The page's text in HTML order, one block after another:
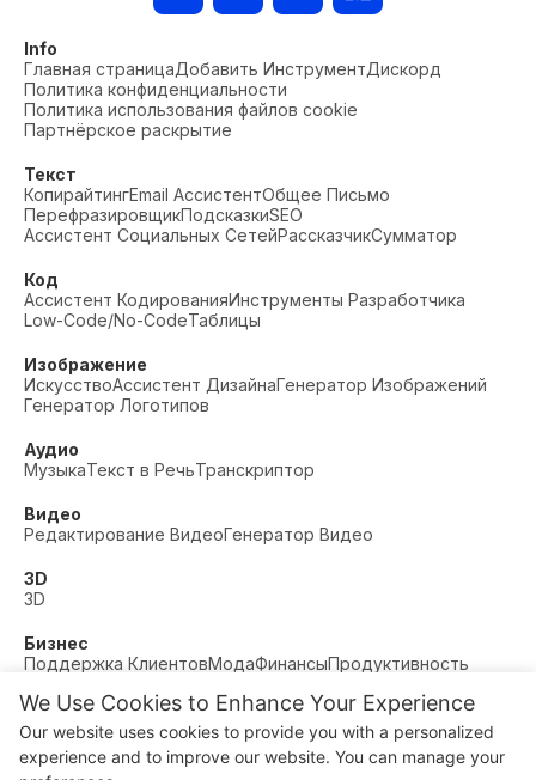
We Use Cookies to Enhance Your Experience
Our website uses cookies to provide you with a personalized
experience and to improve our website. You can manage your
Info
Главная страницаДобавить ИнструментДискорд
Политика конфиденциальности
Политика использования файлов cookie
Партнёрское раскрытие
Текст
КопирайтингEmail АссистентОбщее Письмо
ПерефразировщикПодсказкиSEO
Ассистент Социальных СетейРассказчикСумматор
Код
Ассистент КодированияИнструменты Разработчика
Low-Code/No-CodeТаблицы
Изображение
ИскусствоАссистент ДизайнаГенератор Изображений
Генератор Логотипов
Аудио
МузыкаТекст в РечьТранскриптор
Видео
Редактирование ВидеоГенератор Видео
3D
3D
Бизнес
Поддержка КлиентовМодаФинансыПродуктивность
Прочее
ЗнакомстваОбразованиеФитнес
© AI Dude, on your service since 2023. All rights reserved.